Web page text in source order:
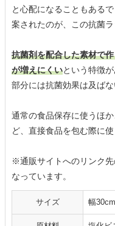
と心配になることもある
案されたのが、この抗菌ラ
抗菌剤を配合した素材で
が増えにくいという特徴
部分には抗菌効果は及ばな
通常の食品保存に使うほ
ど、直接食品を包む際に
※通販サイトへのリンク
なっています。
サイズ 幅